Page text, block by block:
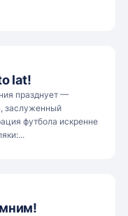
lat!
празднует —
заслуженный
футбола искренне